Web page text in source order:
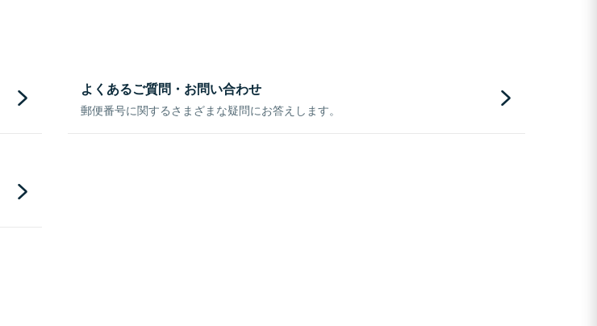
よくあるご質問・お問い合わせ
郵便番号に関するさまざまな疑問にお答えします。